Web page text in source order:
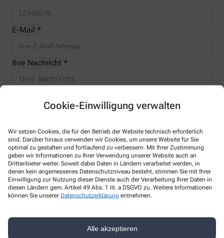
Cookie-Einwilligung verwalten
Wir setzen Cookies, die für den Betrieb der Website technisch erforderlich
sind. Darüber hinaus verwenden wir Cookies, um unsere Website für Sie
optimal zu gestalten und fortlaufend zu verbessern. Mit Ihrer Zustimmung
geben wir Informationen zu Ihrer Verwendung unserer Website auch an
Drittanbieter weiter. Soweit dabei Daten in Ländern verarbeitet werden, in
denen kein angemessenes Datenschutzniveau besteht, stimmen Sie mit Ihrer
Einwilligung zur Nutzung dieser Dienste auch der Verarbeitung Ihrer Daten in
diesen Ländern gem. Artikel 49 Abs. 1 lit. a DSGVO zu. Weitere Informationen
können Sie unserer Datenschutzerklärung entnehmen.
Alle akzeptieren
E-Mail *
Ihre Nachricht *
* Bitte füllen Sie die Pflichtfelder aus
Ich erkläre mich damit einverstanden, dass die von mir angegebenen
Daten elektronisch erfasst und gespeichert und meine Daten an die
von mir ausgesuchte Apotheke übergeben werden. Rechtsgrundlage
der Verarbeitung ist Art. 6 Abs. 1 lit. a DS-GVO. Die Einwilligung kann
jederzeit widerrufen werden, z.B. per E-Mail an
verwendet. Weitere Informationen zum Datenschutz finden Sie unter